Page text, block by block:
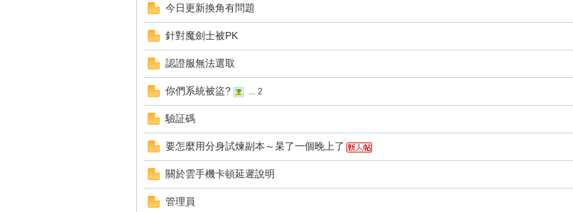
今日更新換角有問題
針對魔劍士被PK
認證服無法選取
你們系統被盜? ... 2
驗証碼
要怎麼用分身試煉副本～杲了一個晚上了
關於雲手機卡頓延遲說明
管理員